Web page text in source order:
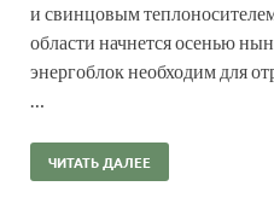
и свинцовым
области начнется осенью
энергоблок необходим для
…
ЧИТАТЬ ДАЛЕЕ